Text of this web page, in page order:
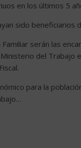
en los últimos 5
sido
Familiar serán las
del Trabajo
para la